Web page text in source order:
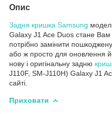
Опис
Задня кришка Samsung
Galaxy J1 Ace Duos стане Вам
потрібно замінити
або ж просто для оновлення
нову і оригінальну задню
J110F, SM-J110H) Galaxy J1
сайті.
Приховати